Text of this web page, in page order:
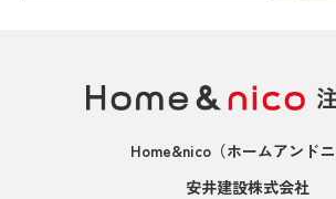
Home&nico（ホームアンドニ
安井建設株式会社